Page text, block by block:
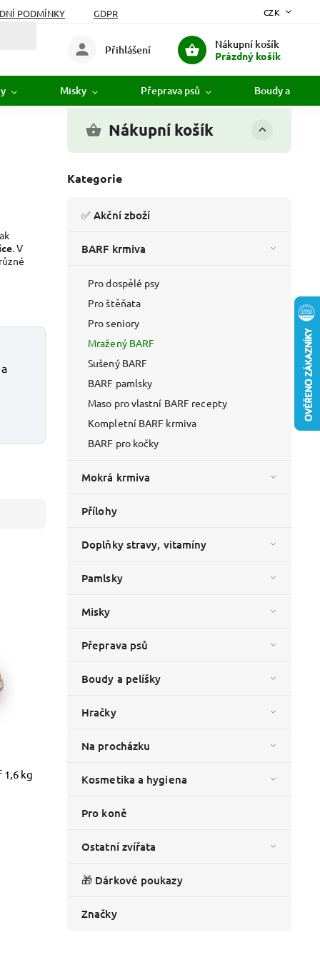
PODMÍNKY
GDPR
CZK
Nákupní košík
Prázdný košík
Přihlášení
Misky Přeprava psů Boudy a
Nákupní košík
Kategorie
✅ Akční zboží
BARF krmiva
Pro dospělé psy
Pro štěňata
Pro seniory
Mražený BARF
Sušený BARF
BARF pamlsky
Maso pro vlastní BARF recepty
Kompletní BARF krmiva
BARF pro kočky
Mokrá krmiva
Přílohy
Doplňky stravy, vitamíny
Pamlsky
Misky
Přeprava psů
Boudy a pelíšky
Hračky
Na procházku
Kosmetika a hygiena
Pro koně
Ostatní zvířata
🎁 Dárkové poukazy
Značky
. V
1,6 kg